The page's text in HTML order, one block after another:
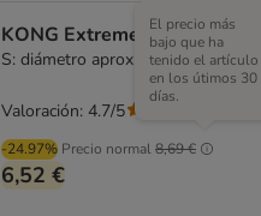
KONG Extreme Ball
S: diámetro aprox.: 6 cm
-24.97% Precio normal8,69 €
El precio más
bajo que ha
tenido el artículo
en los útimos 30
días.
6,52 €
Valoración: 4.7/5